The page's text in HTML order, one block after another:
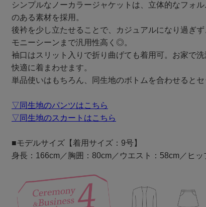
シンプルなノーカラージャケットは、立体的なフォ
のある素材を採用。
後衿を少し立たせることで、カジュアルになり過ぎ
モニーシーンまで汎用性高く◎。
袖口はスリット入りで折り曲げても着用可。お家で
快適に着まわせます。
単品使いはもちろん、同生地のボトムを合わせるとセ
▽同生地のパンツはこちら
▽同生地のスカートはこちら
■モデルサイズ【着用サイズ：9号】
身長：166cm／胸囲：80cm／ウエスト：58cm／ヒッ